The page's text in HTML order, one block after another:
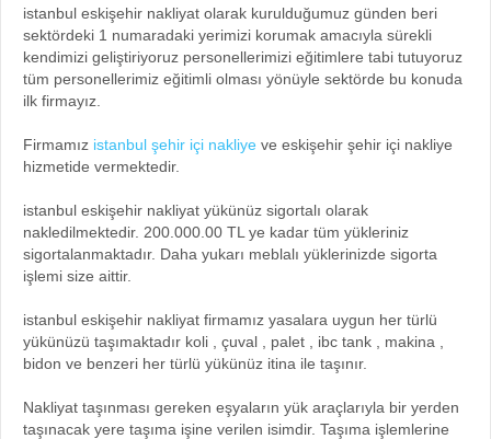
istanbul eskişehir nakliyat olarak kurulduğumuz günden beri
sektördeki 1 numaradaki yerimizi korumak amacıyla sürekli
kendimizi geliştiriyoruz personellerimizi eğitimlere tabi tutuyoruz
tüm personellerimiz eğitimli olması yönüyle sektörde bu konuda
ilk firmayız.
Firmamız istanbul şehir içi nakliye ve eskişehir şehir içi nakliye
hizmetide vermektedir.
istanbul eskişehir nakliyat yükünüz sigortalı olarak
nakledilmektedir. 200.000.00 TL ye kadar tüm yükleriniz
sigortalanmaktadır. Daha yukarı meblalı yüklerinizde sigorta
işlemi size aittir.
istanbul eskişehir nakliyat firmamız yasalara uygun her türlü
yükünüzü taşımaktadır koli , çuval , palet , ibc tank , makina ,
bidon ve benzeri her türlü yükünüz itina ile taşınır.
Nakliyat taşınması gereken eşyaların yük araçlarıyla bir yerden
taşınacak yere taşıma işine verilen isimdir. Taşıma işlemlerine